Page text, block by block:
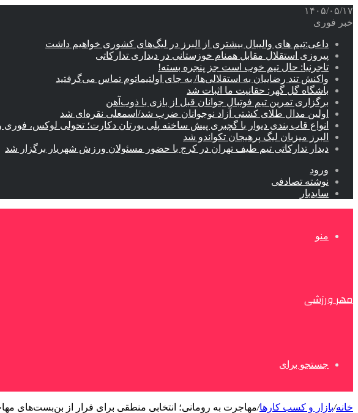
۱۴۰۵/۰۵/۱۷
خبر فوری
داعی:تیم های والیبال بیشتری از البرز در لیگ‌های کشوری خواهیم داشت
پیروزی استقلال مقابل همنام خوزستانی در دیداری تدارکاتی
تاجرنیا: حال تیم خوب است جز پنجره بسته!
واکنش تند رضاییان به استقلالی‌ها/ به جای اولتیماتوم تماس می‌گرفتید
باشگاه گل گهر: حقانیت ما اثبات شد
برگزاری تمرین تیم فوتبال جوانان قبل از بازی با ذوب‌آهن
اولین مدال طلای کشتی آزاد نوجوانان ضرب شد/اسمعلی نقره‌ای شد
انواع قاب بندی دیوار با گچبری پیش ساخته پلی یورتان دکارت؛ تحولی لوکس،
البرز میزبان لیگ پرهیجان تکواندو شد
دیدار تدارکاتی تیم طیف تهران در کرج با حضور مسئولان ورزش شهریار برگزار شد
ورود
نوشته تصادفی
سایدبار
منو
مهر ورزشی
جستجو برای
خانه/بازار و کسب کارها/مهاجرت به رومانی؛ انتخابی منطقی برای فرار از بن‌بست‌های